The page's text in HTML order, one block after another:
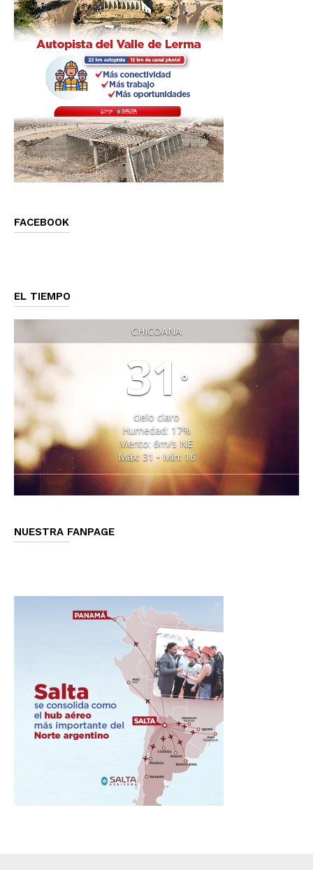
FACEBOOK
EL TIEMPO
CHICOANA
31 °
cielo claro
Humedad: 17%
Viento: 6m/s NE
Máx: 31 • Mín: 16
NUESTRA FANPAGE